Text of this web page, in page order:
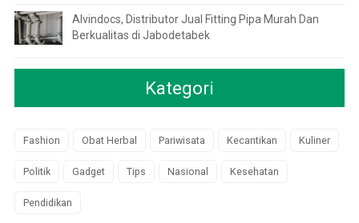
Alvindocs, Distributor Jual Fitting Pipa Murah Dan
Berkualitas di Jabodetabek
Kategori
Fashion Obat Herbal Pariwisata Kecantikan Kuliner
Politik Gadget Tips Nasional Kesehatan
Pendidikan